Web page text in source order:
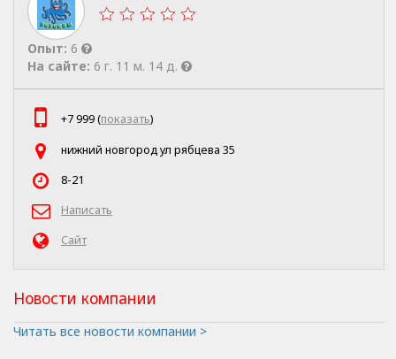
Опыт: 6
На сайте: 6 г. 11 м. 14 д.
+7 999 (показать)
нижний новгород ул рябцева 35
8-21
Написать
Сайт
Новости компании
Читать все новости компании >